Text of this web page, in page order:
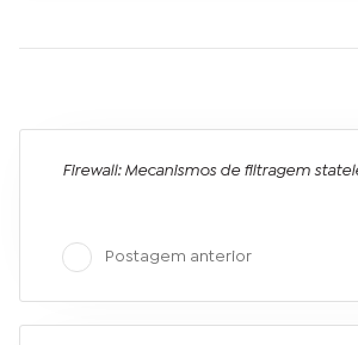
Firewall: Mecanismos de filtragem
Postagem anterior